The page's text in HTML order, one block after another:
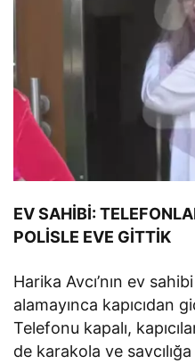
EV SAHİBİ:
POLİSLE EVE GİTTİK
Harika Avcı’nın ev
alamayınca kapıcıdan
Telefonu kapalı,
de karakola ve